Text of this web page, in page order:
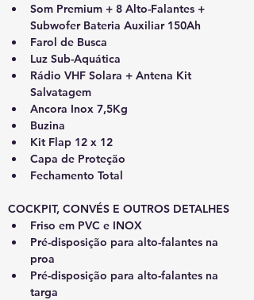
Som Premium + 8 Alto-Falantes +
Subwofer Bateria Auxiliar 150Ah
Farol de Busca
Luz Sub-Aquática
Rádio VHF Solara + Antena Kit
Salvatagem
Ancora Inox 7,5Kg
Buzina
Kit Flap 12 x 12
Capa de Proteção
Fechamento Total
COCKPIT, CONVÉS E OUTROS DETALHES
Friso em PVC e INOX
Pré-disposição para alto-falantes na
proa
Pré-disposição para alto-falantes na
targa